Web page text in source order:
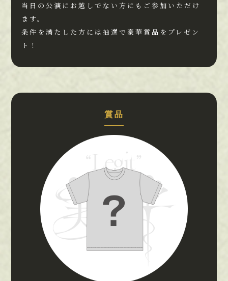
当日の公演にお越しでない方にもご参加いただけ
ます。
条件を満たした方には抽選で豪華賞品をプレゼン
ト！
賞品